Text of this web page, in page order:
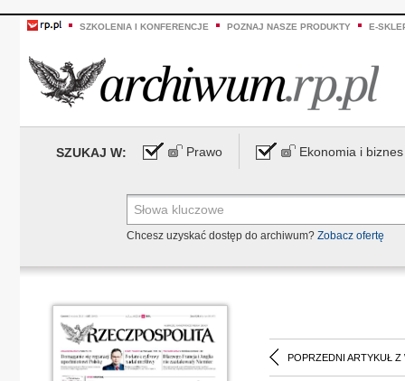
SZKOLENIA I KONFERENCJE POZNAJ NASZE PRODUKTY E-
SZUKAJ W: Prawo Ekonomia i biznes
Chcesz uzyskać dostęp do archiwum? Zobacz ofertę
POPRZEDNI ARTYKUŁ Z